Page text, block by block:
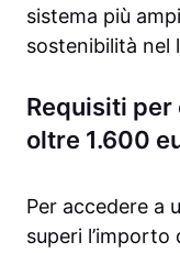
sistema più
sostenibilità nel
Requisiti per
oltre 1.600
Per accedere a
superi l’importo